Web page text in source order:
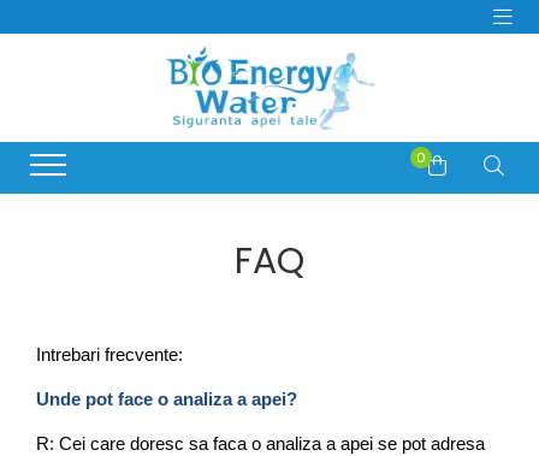
Dozatoare si Filtre de apa
Consumabile Filtre Apa
Abonamente Dozatoare Apa
Filtre Apa Frigider Side by Side
Bideuri electrice si non-electrice
BioLux
Bosch
MegaHome
Philips
Samsung
0
FAQ
Intrebari frecvente:
Unde pot face o analiza a apei?
R: Cei care doresc sa faca o analiza a apei se pot adresa